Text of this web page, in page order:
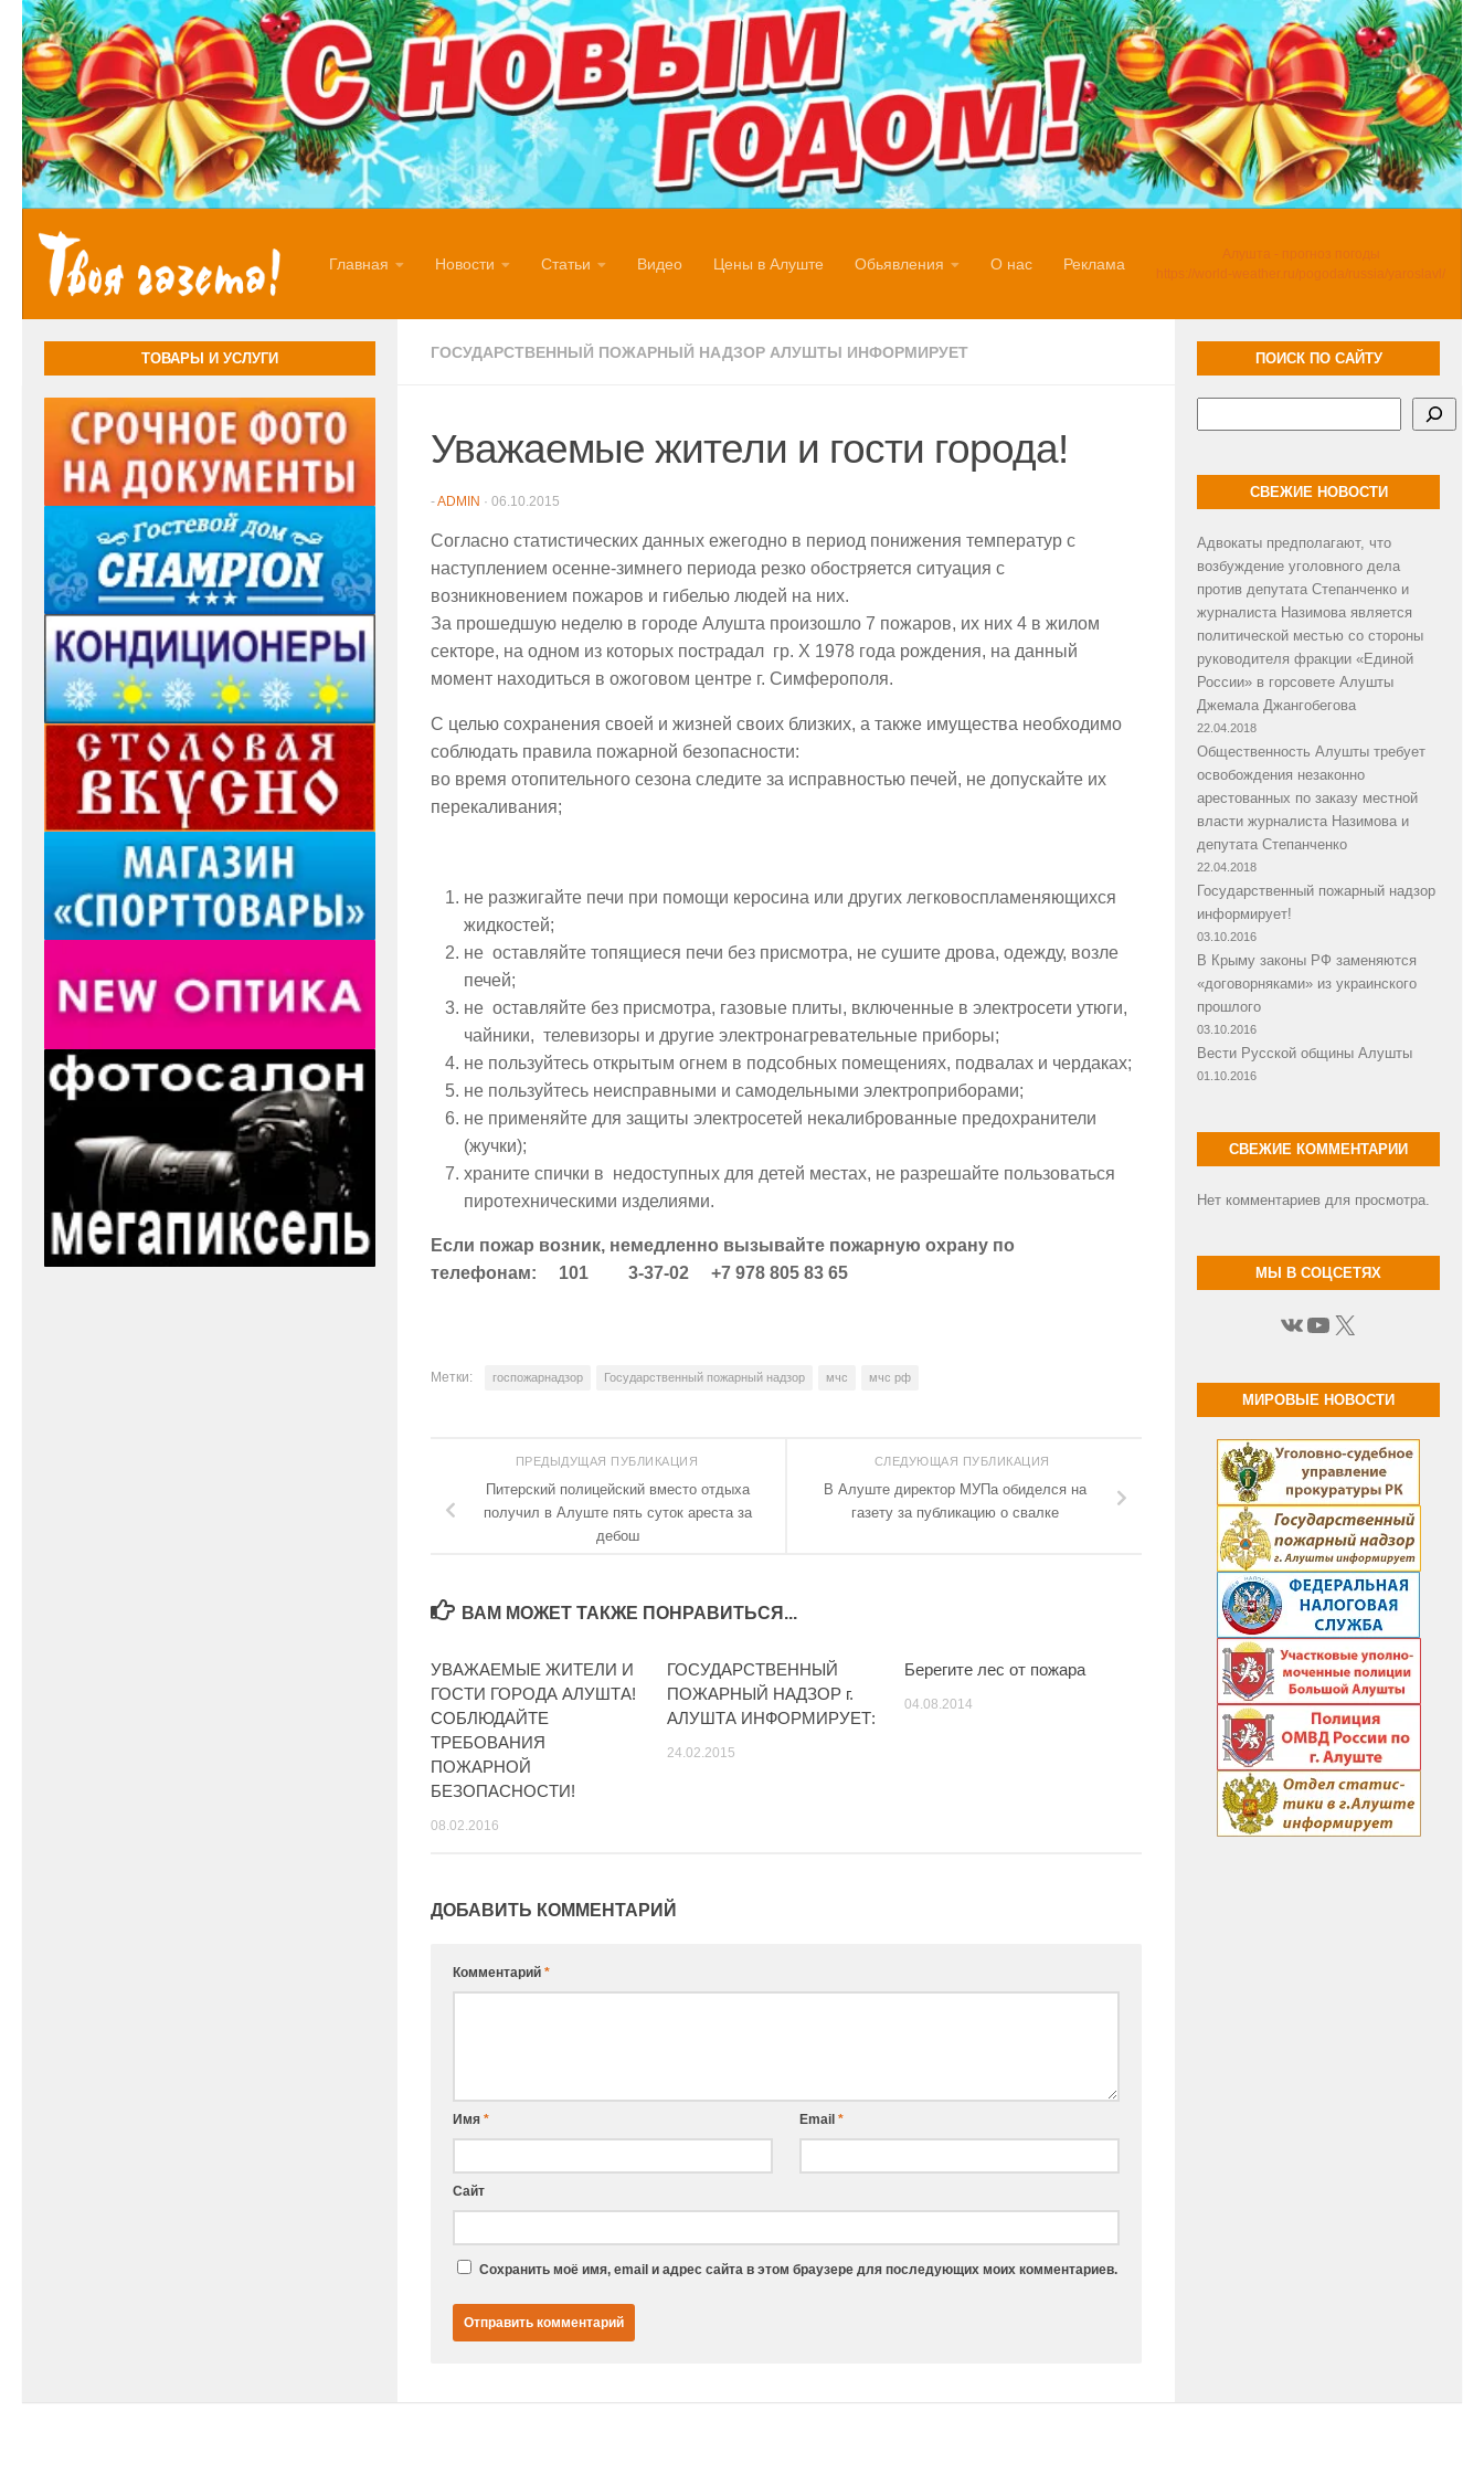
Перейти к содержимому
Главная Новости Статьи Видео Цены в Алуште Обьявления О нас Реклама
Алушта - прогноз погоды
https://world-weather.ru/pogoda/russia/yaroslavl/
ГОСУДАРСТВЕННЫЙ ПОЖАРНЫЙ НАДЗОР АЛУШТЫ ИНФОРМИРУЕТ
Уважаемые жители и гости города!
-ADMIN · 06.10.2015
Согласно статистических данных ежегодно в период понижения температур с
наступлением осенне-зимнего периода резко обостряется ситуация с
возникновением пожаров и гибелью людей на них.
За прошедшую неделю в городе Алушта произошло 7 пожаров, их них 4 в жилом
секторе, на одном из которых пострадал гр. Х 1978 года рождения, на данный
момент находиться в ожоговом центре г. Симферополя.
С целью сохранения своей и жизней своих близких, а также имущества необходимо
соблюдать правила пожарной безопасности:
во время отопительного сезона следите за исправностью печей, не допускайте их
перекаливания;
не разжигайте печи при помощи керосина или других легковоспламеняющихся
жидкостей;
не оставляйте топящиеся печи без присмотра, не сушите дрова, одежду, возле
печей;
не оставляйте без присмотра, газовые плиты, включенные в электросети утюги,
чайники, телевизоры и другие электронагревательные приборы;
не пользуйтесь открытым огнем в подсобных помещениях, подвалах и чердаках;
не пользуйтесь неисправными и самодельными электроприборами;
не применяйте для защиты электросетей некалиброванные предохранители
(жучки);
храните спички в недоступных для детей местах, не разрешайте пользоваться
пиротехническими изделиями.
Если пожар возник, немедленно вызывайте пожарную охрану по
телефонам: 101 3-37-02 +7 978 805 83 65
Метки: госпожарнадзор Государственный пожарный надзор мчс мчс рф
СЛЕДУЮЩАЯ ПУБЛИКАЦИЯ
В Алуште директор МУПа обиделся на
газету за публикацию о свалке
ПРЕДЫДУЩАЯ ПУБЛИКАЦИЯ
Питерский полицейский вместо отдыха
получил в Алуште пять суток ареста за
дебош
ВАМ МОЖЕТ ТАКЖЕ ПОНРАВИТЬСЯ...
УВАЖАЕМЫЕ ЖИТЕЛИ И
ГОСТИ ГОРОДА АЛУШТА!
СОБЛЮДАЙТЕ
ТРЕБОВАНИЯ
ПОЖАРНОЙ
БЕЗОПАСНОСТИ!
08.02.2016
ГОСУДАРСТВЕННЫЙ
ПОЖАРНЫЙ НАДЗОР г.
АЛУШТА ИНФОРМИРУЕТ:
24.02.2015
Берегите лес от пожара
04.08.2014
ДОБАВИТЬ КОММЕНТАРИЙ
Комментарий *
Имя * Email*
Сайт
Сохранить моё имя, email и адрес сайта в этом браузере для последующих моих комментариев.
ТОВАРЫ И УСЛУГИ ПОИСК ПО САЙТУ
СВЕЖИЕ НОВОСТИ
Адвокаты предполагают, что
возбуждение уголовного дела
против депутата Степанченко и
журналиста Назимова является
политической местью со стороны
руководителя фракции «Единой
России» в горсовете Алушты
Джемала Джангобегова
22.04.2018
Общественность Алушты требует
освобождения незаконно
арестованных по заказу местной
власти журналиста Назимова и
депутата Степанченко
22.04.2018
Государственный пожарный надзор
информирует!
03.10.2016
В Крыму законы РФ заменяются
«договорняками» из украинского
прошлого
03.10.2016
Вести Русской общины Алушты
01.10.2016
СВЕЖИЕ КОММЕНТАРИИ
Нет комментариев для просмотра.
МЫ В СОЦСЕТЯХ
ВКонтакте
YouTube
X
МИРОВЫЕ НОВОСТИ